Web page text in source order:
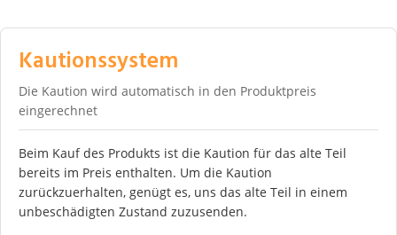
Kautionssystem
Die Kaution wird automatisch in den Produktpreis
eingerechnet
Beim Kauf des Produkts ist die Kaution für das alte Teil
bereits im Preis enthalten. Um die Kaution
zurückzuerhalten, genügt es, uns das alte Teil in einem
unbeschädigten Zustand zuzusenden.